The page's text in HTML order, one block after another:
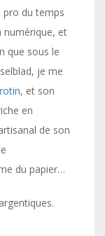
pro du temps
numérique, et
que sous le
je me
, et son
en
de son
du papier…